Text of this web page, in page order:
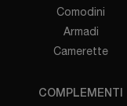
Comodini
Armadi
Camerette
COMPLEMENTI